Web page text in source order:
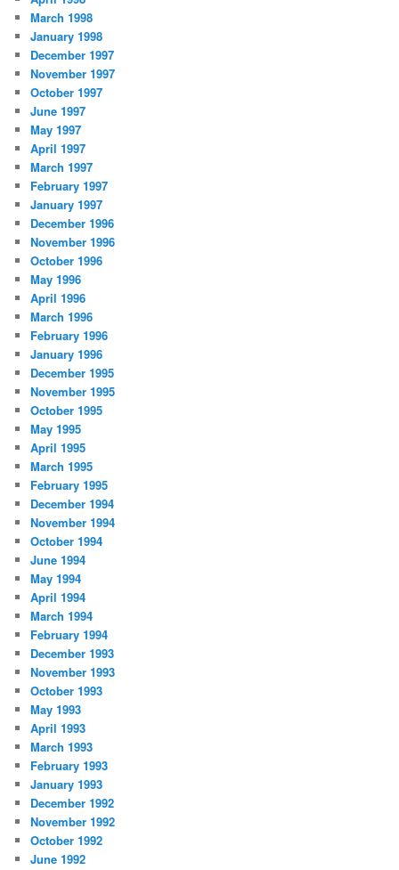
March 1998
January 1998
December 1997
November 1997
October 1997
June 1997
May 1997
April 1997
March 1997
February 1997
January 1997
December 1996
November 1996
October 1996
May 1996
April 1996
March 1996
February 1996
January 1996
December 1995
November 1995
October 1995
May 1995
April 1995
March 1995
February 1995
December 1994
November 1994
October 1994
June 1994
May 1994
April 1994
March 1994
February 1994
December 1993
November 1993
October 1993
May 1993
April 1993
March 1993
February 1993
January 1993
December 1992
November 1992
October 1992
June 1992